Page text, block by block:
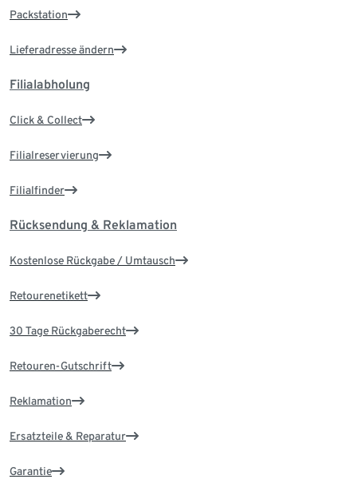
Packstation
Lieferadresse ändern
Filialabholung
Click & Collect
Filialreservierung
Filialfinder
Rücksendung & Reklamation
Kostenlose Rückgabe / Umtausch
Retourenetikett
30 Tage Rückgaberecht
Retouren-Gutschrift
Reklamation
Ersatzteile & Reparatur
Garantie